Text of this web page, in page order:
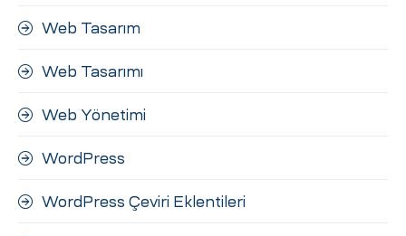
Web Tasarım
Web Tasarımı
Web Yönetimi
WordPress
WordPress Çeviri Eklentileri